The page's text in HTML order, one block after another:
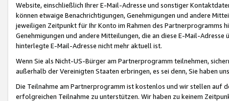
Website, einschließlich Ihrer E-Mail-Adresse und sonstiger
können etwaige Benachrichtigungen, Genehmigungen und andere
jeweiligen Zeitpunkt für Ihr Konto im Rahmen des Partnerprogramms
Genehmigungen und andere Mitteilungen, die an diese E-Mail-
hinterlegte E-Mail-Adresse nicht mehr aktuell ist.
Wenn Sie als Nicht-US-Bürger am Partnerprogramm teilnehmen,
außerhalb der Vereinigten Staaten erbringen, es sei denn, Sie haben
Die Teilnahme am Partnerprogramm ist kostenlos und wir stellen auf
erfolgreichen Teilnahme zu unterstützen. Wir haben zu keinem